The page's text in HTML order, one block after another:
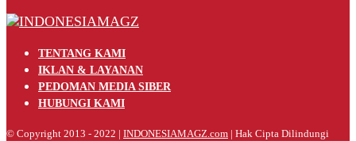
TENTANG KAMI
IKLAN & LAYANAN
PEDOMAN MEDIA SIBER
HUBUNGI KAMI
© Copyright 2013 - 2022 | INDONESIAMAGZ.com | Hak Cipta Dilindungi